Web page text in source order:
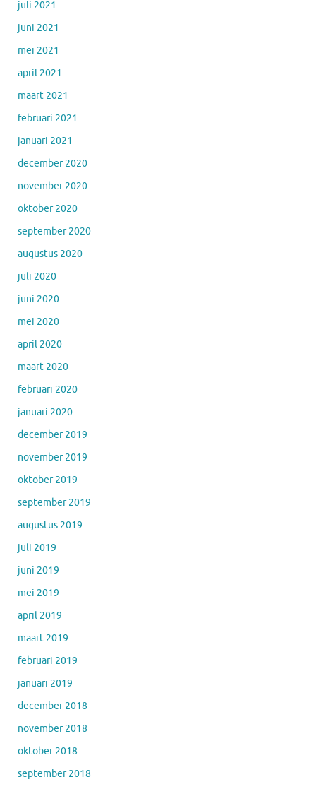
juli 2021
juni 2021
mei 2021
april 2021
maart 2021
februari 2021
januari 2021
december 2020
november 2020
oktober 2020
september 2020
augustus 2020
juli 2020
juni 2020
mei 2020
april 2020
maart 2020
februari 2020
januari 2020
december 2019
november 2019
oktober 2019
september 2019
augustus 2019
juli 2019
juni 2019
mei 2019
april 2019
maart 2019
februari 2019
januari 2019
december 2018
november 2018
oktober 2018
september 2018